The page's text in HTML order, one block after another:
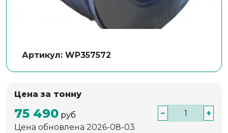
Артикул: WP357572
Цена за тонну
75 490 руб −
+
Цена обновлена 2026-08-03